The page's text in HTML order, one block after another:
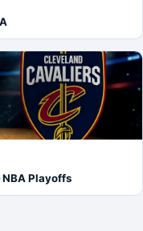
Playoffs